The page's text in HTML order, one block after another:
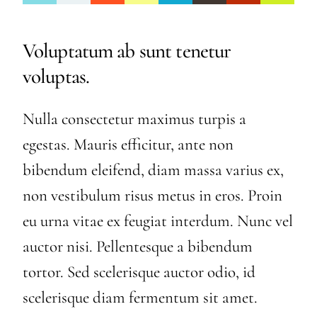
Voluptatum ab sunt tenetur
voluptas.
Nulla consectetur maximus turpis a
egestas. Mauris efficitur, ante non
bibendum eleifend, diam massa varius ex,
non vestibulum risus metus in eros. Proin
eu urna vitae ex feugiat interdum. Nunc vel
auctor nisi. Pellentesque a bibendum
tortor. Sed scelerisque auctor odio, id
scelerisque diam fermentum sit amet.